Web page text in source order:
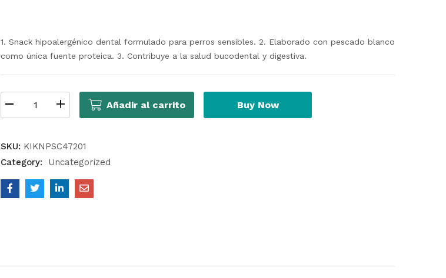
1. Snack hipoalergénico dental formulado para perros sensibles. 2. Elaborado con pescado blanco
como única fuente proteica. 3. Contribuye a la salud bucodental y digestiva.
Añadir al carrito Buy Now
SKU: KIKNPSC47201
Category:
Uncategorized